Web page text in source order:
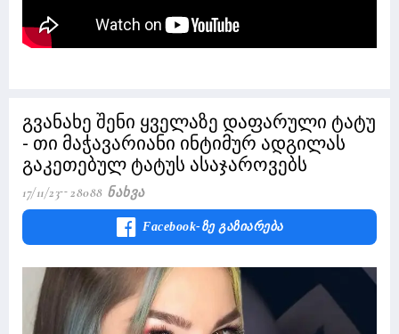
გვანახე შენი ყველაზე დაფარული ტატუ
- თი მაჭავარიანი ინტიმურ ადგილას
გაკეთებულ ტატუს ასაჯაროვებს
17/11/23 28088 Ნახვა
Facebook-Ზე Გაზიარება